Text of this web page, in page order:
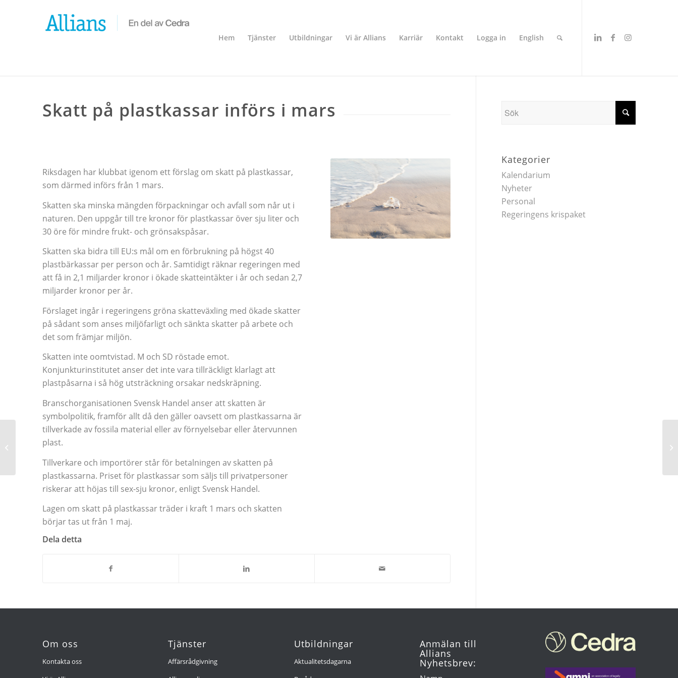
Hem Tjänster Utbildningar Vi är Allians Karriär Kontakt Logga in English
Skatt på plastkassar införs i mars
Riksdagen har klubbat igenom ett förslag om skatt på plastkassar,
som därmed införs från 1 mars.
Skatten ska minska mängden förpackningar och avfall som når ut i
naturen. Den uppgår till tre kronor för plastkassar över sju liter och
30 öre för mindre frukt- och grönsakspåsar.
Skatten ska bidra till EU:s mål om en förbrukning på högst 40
plastbärkassar per person och år. Samtidigt räknar regeringen med
att få in 2,1 miljarder kronor i ökade skatteintäkter i år och sedan 2,7
miljarder kronor per år.
Förslaget ingår i regeringens gröna skatteväxling med ökade skatter
på sådant som anses miljöfarligt och sänkta skatter på arbete och
det som främjar miljön.
Skatten inte oomtvistad. M och SD röstade emot.
Konjunkturinstitutet anser det inte vara tillräckligt klarlagt att
plastpåsarna i så hög utsträckning orsakar nedskräpning.
Branschorganisationen Svensk Handel anser att skatten är
symbolpolitik, framför allt då den gäller oavsett om plastkassarna är
tillverkade av fossila material eller av förnyelsebar eller återvunnen
plast.
Tillverkare och importörer står för betalningen av skatten på
plastkassarna. Priset för plastkassar som säljs till privatpersoner
riskerar att höjas till sex-sju kronor, enligt Svensk Handel.
Lagen om skatt på plastkassar träder i kraft 1 mars och skatten
börjar tas ut från 1 maj.
Dela detta
Kategorier
Kalendarium
Nyheter
Personal
Regeringens krispaket
Om oss
Kontakta oss
Tjänster
Affärsrådgivning
Utbildningar
Aktualitetsdagarna
Anmälan till
Allians
Nyhetsbrev:
Deklarationsfrågor för